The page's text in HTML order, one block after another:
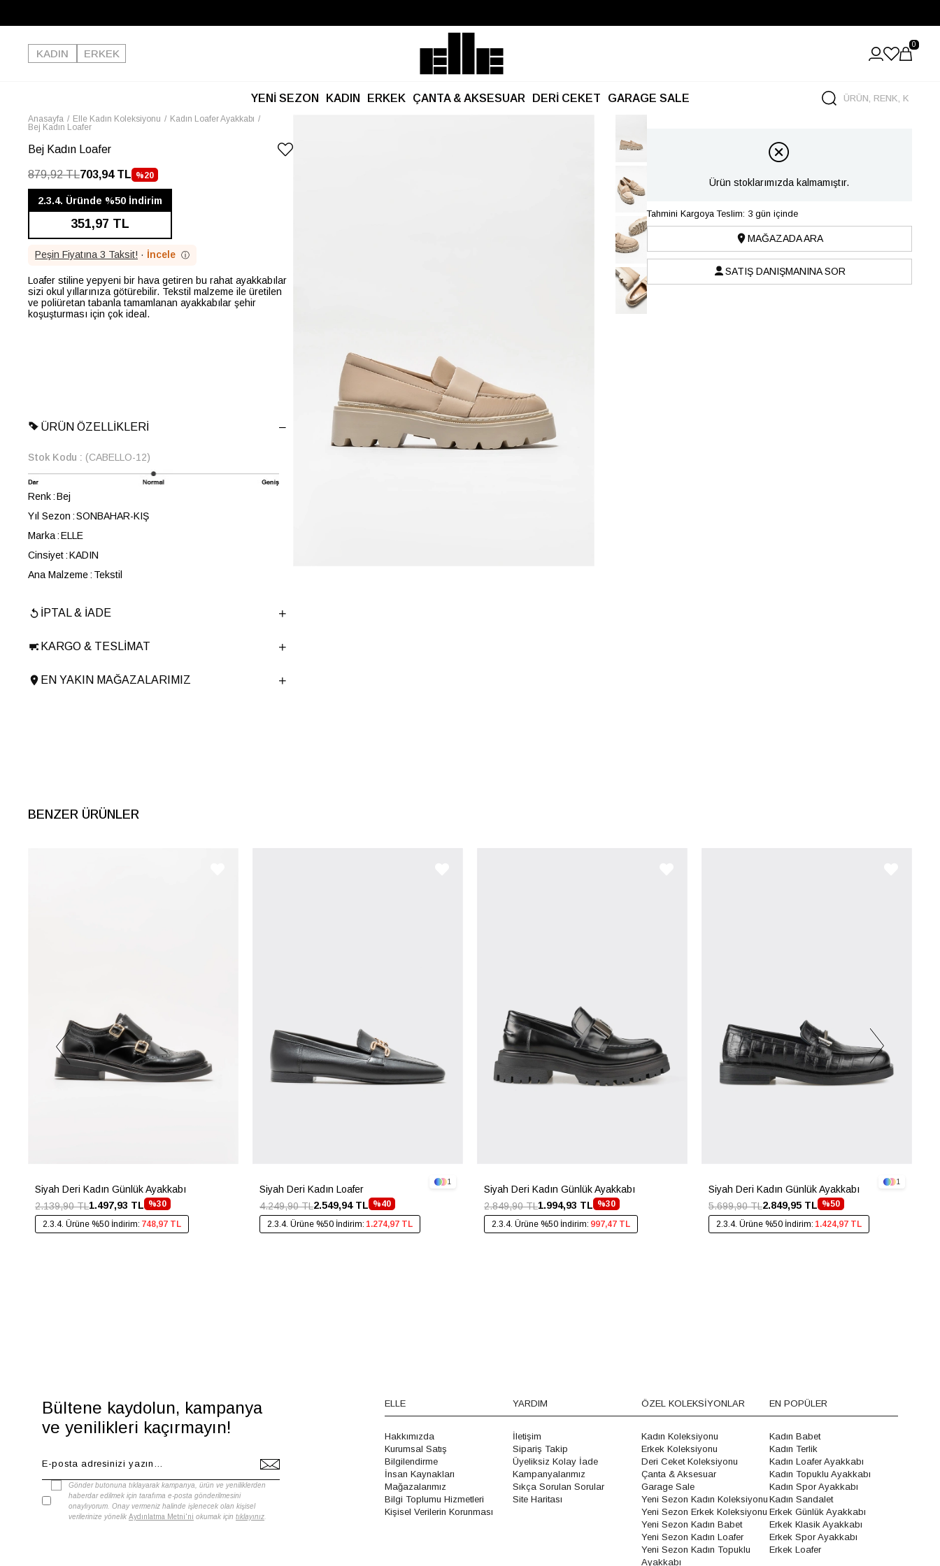
Kargo Ücretsiz!
KADIN
ERKEK
0
YENİ SEZON KADIN ERKEK ÇANTA & AKSESUAR DERİ CEKET GARAGE SALE
Anasayfa Elle Kadın Koleksiyonu
Kadın Loafer Ayakkabı
Bej Kadın Loafer
Bej Kadın Loafer
879,92 TL703,94 TL %20
İNDIRIM
2.3.4. Üründe %50 İndirim
351,97 TL
Peşin Fiyatına 3 Taksit! · İncele ⓘ
Loafer stiline yepyeni bir hava getiren bu rahat ayakkabılar
sizi okul yıllarınıza götürebilir. Tekstil malzeme ile üretilen
ve poliüretan tabanla tamamlanan ayakkabılar şehir
koşuşturması için çok ideal.
ÜRÜN ÖZELLIKLERI
Stok Kodu (CABELLO-12)
Renk Bej
Yıl Sezon SONBAHAR-KIŞ
Marka ELLE
Cinsiyet KADIN
Ana Malzeme Tekstil
Topuk Boyu
5 cm
Ürün Cinsi
Loafer
Taban Yüksekliği
5 cm
İPTAL & İADE
KARGO & TESLIMAT
EN YAKIN MAĞAZALARIMIZ
Ürün stoklarımızda kalmamıştır.
Tahmini Kargoya Teslim: 3 gün içinde
MAĞAZADA ARA
SATIŞ DANIŞMANINA SOR
BENZER ÜRÜNLER
Siyah Deri Kadın Günlük Ayakkabı
%30
1.497,93 TL
2.139,90 TL
2.3.4. Ürüne %50 İndirim: 748,97 TL
Siyah Deri Kadın Loafer
%40
2.549,94 TL
4.249,90 TL
2.3.4. Ürüne %50 İndirim: 1.274,97 TL
1
Siyah Deri Kadın Günlük Ayakkabı
%30
1.994,93 TL
2.849,90 TL
2.3.4. Ürüne %50 İndirim: 997,47 TL
Siyah Deri Kadın Günlük Ayakkabı
%50
2.849,95 TL
5.699,90 TL
2.3.4. Ürüne %50 İndirim: 1.424,97 TL
1
Bültene kaydolun, kampanya
ve yenilikleri kaçırmayın!
Gönder butonuna tıklayarak kampanya, ürün ve yeniliklerden
haberdar edilmek için tarafıma e-posta gönderilmesini
onaylıyorum. Onay vermeniz halinde işlenecek olan kişisel
verilerinize yönelik Aydınlatma Metni'ni okumak için tıklayınız
ELLE
Hakkımızda
Kurumsal Satış
Bilgilendirme
İnsan Kaynakları
Mağazalarımız
Bilgi Toplumu Hizmetleri
Kişisel Verilerin Korunması
YARDIM
İletişim
Sipariş Takip
Üyeliksiz Kolay İade
Kampanyalarımız
Sıkça Sorulan Sorular
Site Haritası
ÖZEL KOLEKSİYONLAR
Kadın Koleksiyonu
Erkek Koleksiyonu
Deri Ceket Koleksiyonu
Çanta & Aksesuar
Garage Sale
Yeni Sezon Kadın Koleksiyonu
Yeni Sezon Erkek Koleksiyonu
Yeni Sezon Kadın Babet
Yeni Sezon Kadın Loafer
Yeni Sezon Kadın Topuklu
Ayakkabı
EN POPÜLER
Kadın Babet
Kadın Terlik
Kadın Loafer Ayakkabı
Kadın Topuklu Ayakkabı
Kadın Spor Ayakkabı
Kadın Sandalet
Erkek Günlük Ayakkabı
Erkek Klasik Ayakkabı
Erkek Spor Ayakkabı
Erkek Loafer